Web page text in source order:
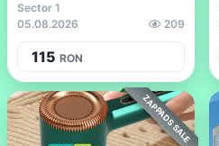
Sector 1
05.08.2026
209
115 RON
ZAPPADS SALE